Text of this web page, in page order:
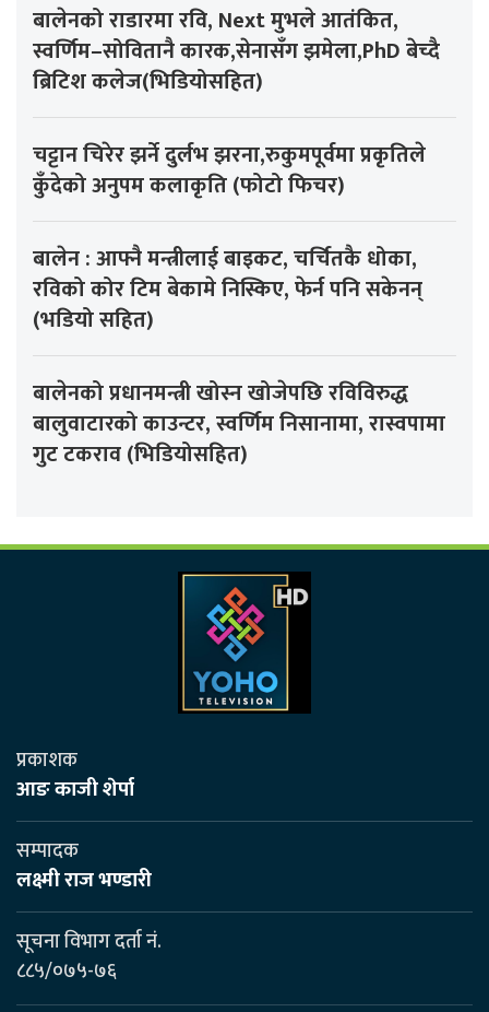
बालेनको राडारमा रवि, Next मुभले आतंकित,
स्वर्णिम–सोवितानै कारक,सेनासँग झमेला,PhD बेच्दै
ब्रिटिश कलेज(भिडियोसहित)
चट्टान चिरेर झर्ने दुर्लभ झरना,रुकुमपूर्वमा प्रकृतिले
कुँदेको अनुपम कलाकृति (फोटो फिचर)
बालेन : आफ्नै मन्त्रीलाई बाइकट, चर्चितकै धोका,
रविको कोर टिम बेकामे निस्किए, फेर्न पनि सकेनन्
(भडियो सहित)
बालेनको प्रधानमन्त्री खोस्न खोजेपछि रविविरुद्ध
बालुवाटारको काउन्टर, स्वर्णिम निसानामा, रास्वपामा
गुट टकराव (भिडियोसहित)
प्रकाशक
आङ काजी शेर्पा
सम्पादक
लक्ष्मी राज भण्डारी
सूचना विभाग दर्ता नं.
८८५/०७५-७६